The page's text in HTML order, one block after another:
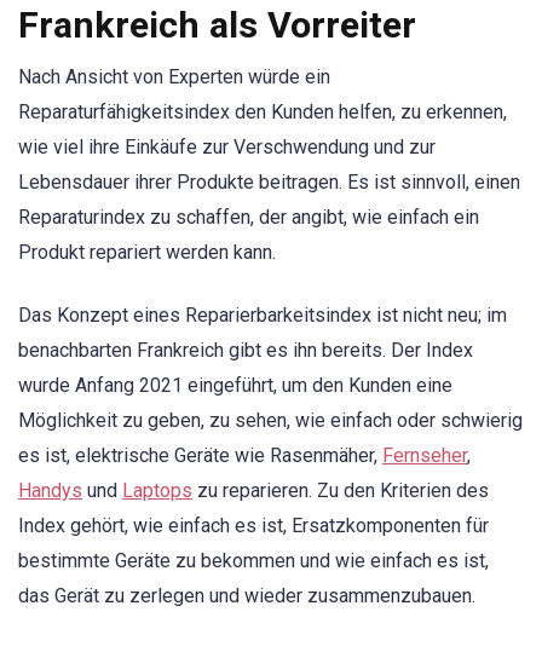
Frankreich als Vorreiter
Nach Ansicht von Experten würde ein
Reparaturfähigkeitsindex den Kunden helfen, zu erkennen,
wie viel ihre Einkäufe zur Verschwendung und zur
Lebensdauer ihrer Produkte beitragen. Es ist sinnvoll, einen
Reparaturindex zu schaffen, der angibt, wie einfach ein
Produkt repariert werden kann.
Das Konzept eines Reparierbarkeitsindex ist nicht neu; im
benachbarten Frankreich gibt es ihn bereits. Der Index
wurde Anfang 2021 eingeführt, um den Kunden eine
Möglichkeit zu geben, zu sehen, wie einfach oder schwierig
es ist, elektrische Geräte wie Rasenmäher, Fernseher,
Handys und Laptops zu reparieren. Zu den Kriterien des
Index gehört, wie einfach es ist, Ersatzkomponenten für
bestimmte Geräte zu bekommen und wie einfach es ist,
das Gerät zu zerlegen und wieder zusammenzubauen.